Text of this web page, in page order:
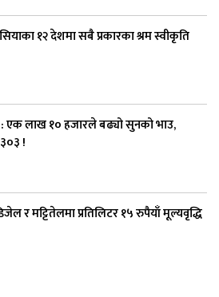
१२ देशमा सबै प्रकारका श्रम स्वीकृति
: एक लाख १० हजारले बढ्यो सुनको भाउ,
३०३ !
र मट्टितेलमा प्रतिलिटर १५ रुपैयाँ मूल्यवृद्धि